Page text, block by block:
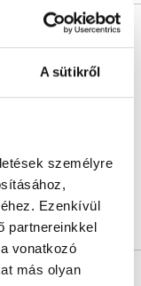
A sütikről
személyre
Ezenkívül
partnereinkkel
vonatkozó
más olyan
Profil